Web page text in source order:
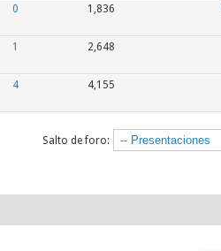
0 1,836
1 2,648
4 4,155
Salto de foro: